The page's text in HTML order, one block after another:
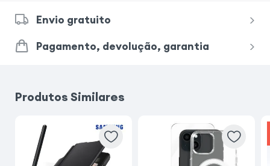
Envio gratuito
Pagamento, devolução, garantia
Produtos Similares